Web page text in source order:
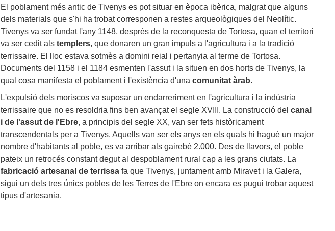
El poblament més antic de Tivenys es pot situar en època ibèrica, malgrat que alguns
dels materials que s'hi ha trobat corresponen a restes arqueològiques del Neolític.
Tivenys va ser fundat l'any 1148, després de la reconquesta de Tortosa, quan el territori
va ser cedit als templers, que donaren un gran impuls a l'agricultura i a la tradició
terrissaire. El lloc estava sotmès a domini reial i pertanyia al terme de Tortosa.
Documents del 1158 i el 1184 esmenten l'assut i la situen en dos horts de Tivenys, la
qual cosa manifesta el poblament i l'existència d'una comunitat àrab.
L'expulsió dels moriscos va suposar un endarreriment en l'agricultura i la indústria
terrissaire que no es resoldria fins ben avançat el segle XVIII. La construcció del canal
i de l'assut de l'Ebre, a principis del segle XX, van ser fets històricament
transcendentals per a Tivenys. Aquells van ser els anys en els quals hi hagué un major
nombre d'habitants al poble, es va arribar als gairebé 2.000. Des de llavors, el poble
pateix un retrocés constant degut al despoblament rural cap a les grans ciutats. La
fabricació artesanal de terrissa fa que Tivenys, juntament amb Miravet i la Galera,
sigui un dels tres únics pobles de les Terres de l'Ebre on encara es pugui trobar aquest
tipus d'artesania.